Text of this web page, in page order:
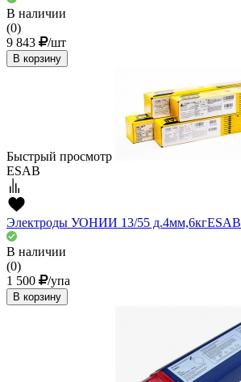
В наличии
(0)
9 843
/шт
В корзину
Быстрый просмотр
ESAB
Электроды УОНИИ 13/55 д.4мм,6кгESAВ
В наличии
(0)
1 500
/упа
В корзину